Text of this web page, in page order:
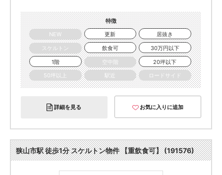
特徴
NEW
更新
居抜き
スケルトン
飲食可
30万円以下
1階
空中階
20坪以下
50坪以上
駅近 ロードサイド
詳細を見る お気に入りに追加
狭山市駅 徒歩1分 スケルトン物件 【重飲食可】 (191576)